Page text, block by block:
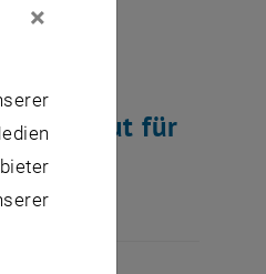
Insitut für
×